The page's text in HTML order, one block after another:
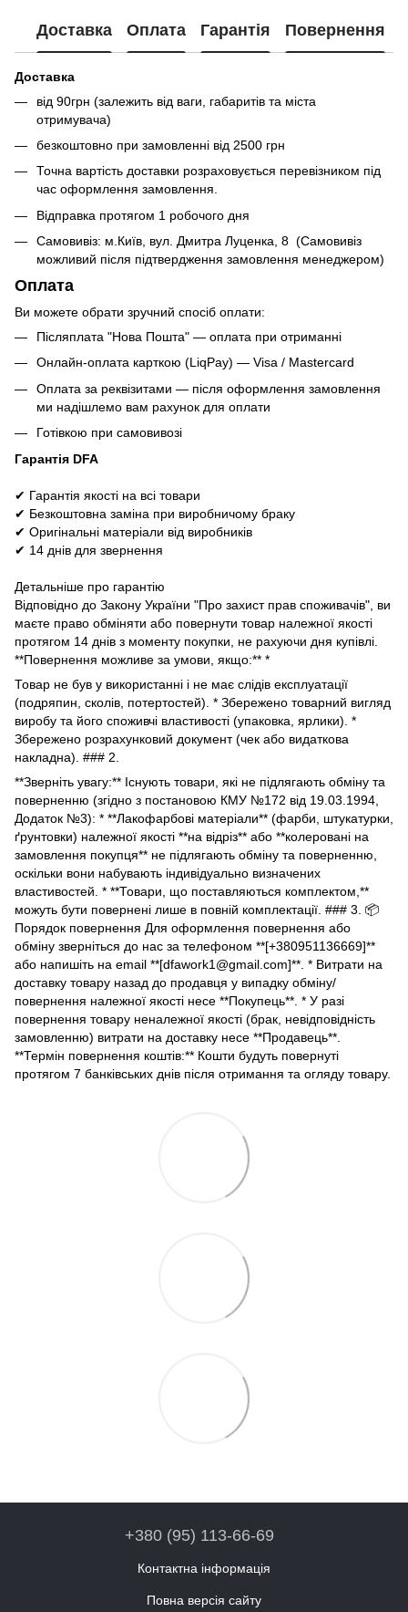
Доставка Оплата Гарантія Повернення
Доставка
від 90грн (залежить від ваги, габаритів та міста
отримувача)
безкоштовно при замовленні від 2500 грн
Точна вартість доставки розраховується перевізником під
час оформлення замовлення.
Відправка протягом 1 робочого дня
Самовивіз: м.Київ, вул. Дмитра Луценка, 8 (Самовивіз
можливий після підтвердження замовлення менеджером)
Оплата
Ви можете обрати зручний спосіб оплати:
Післяплата "Нова Пошта" — оплата при отриманні
Онлайн-оплата карткою (LiqPay) — Visa / Mastercard
Оплата за реквізитами — після оформлення замовлення
ми надішлемо вам рахунок для оплати
Готівкою при самовивозі
Гарантія DFA
✔ Гарантія якості на всі товари
✔ Безкоштовна заміна при виробничому браку
✔ Оригінальні матеріали від виробників
✔ 14 днів для звернення
Детальніше про гарантію
Відповідно до Закону України "Про захист прав споживачів", ви
маєте право обміняти або повернути товар належної якості
протягом 14 днів з моменту покупки, не рахуючи дня купівлі.
**Повернення можливе за умови, якщо:** *
Товар не був у використанні і не має слідів експлуатації
(подряпин, сколів, потертостей). * Збережено товарний вигляд
виробу та його споживчі властивості (упаковка, ярлики). *
Збережено розрахунковий документ (чек або видаткова
накладна). ### 2.
**Зверніть увагу:** Існують товари, які не підлягають обміну та
поверненню (згідно з постановою КМУ №172 від 19.03.1994,
Додаток №3): * **Лакофарбові матеріали** (фарби, штукатурки,
ґрунтовки) належної якості **на відріз** або **колеровані на
замовлення покупця** не підлягають обміну та поверненню,
оскільки вони набувають індивідуально визначених
властивостей. * **Товари, що поставляються комплектом,**
можуть бути повернені лише в повній комплектації. ### 3. 📦
Порядок повернення Для оформлення повернення або
обміну зверніться до нас за телефоном **[+380951136669]**
або напишіть на email **[dfawork1@gmail.com]**. * Витрати на
доставку товару назад до продавця у випадку обміну/
повернення належної якості несе **Покупець**. * У разі
повернення товару неналежної якості (брак, невідповідність
замовленню) витрати на доставку несе **Продавець**.
**Термін повернення коштів:** Кошти будуть повернуті
протягом 7 банківських днів після отримання та огляду товару.
+380 (95) 113-66-69
Контактна інформація
Повна версія сайту